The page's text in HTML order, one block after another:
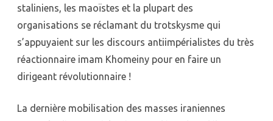
staliniens, les maoïstes et la plupart des
organisations se réclamant du trotskysme qui
s’appuyaient sur les discours antiimpérialistes du très
réactionnaire imam Khomeiny pour en faire un
dirigeant révolutionnaire !
La dernière mobilisation des masses iraniennes